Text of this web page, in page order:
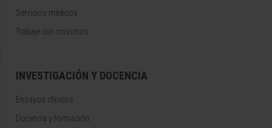
Servicios médicos
Trabaje con nosotros
INVESTIGACIÓN Y DOCENCIA
Ensayos clínicos
Docencia y formación